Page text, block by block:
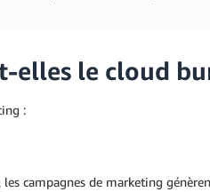
elles le cloud
:
campagnes de marketing